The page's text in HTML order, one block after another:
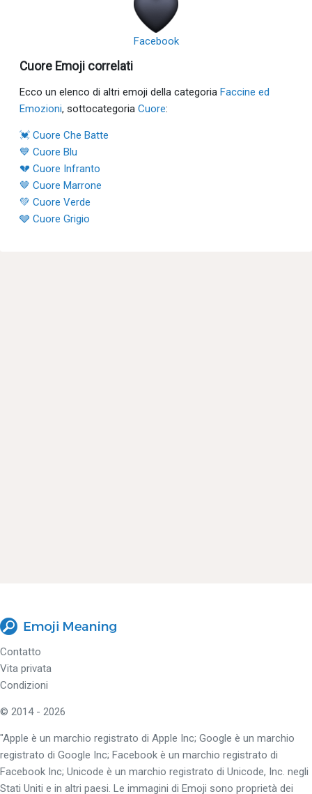
Facebook
Cuore Emoji correlati
Ecco un elenco di altri emoji della categoria Faccine ed
Emozioni, sottocategoria Cuore:
💓 Cuore Che Batte
💙 Cuore Blu
💔 Cuore Infranto
🤎 Cuore Marrone
💚 Cuore Verde
🩶 Cuore Grigio
Contatto
Vita privata
Condizioni
© 2014 - 2026
"Apple è un marchio registrato di Apple Inc; Google è un marchio
registrato di Google Inc; Facebook è un marchio registrato di
Facebook Inc; Unicode è un marchio registrato di Unicode, Inc. negli
Stati Uniti e in altri paesi. Le immagini di Emoji sono proprietà dei